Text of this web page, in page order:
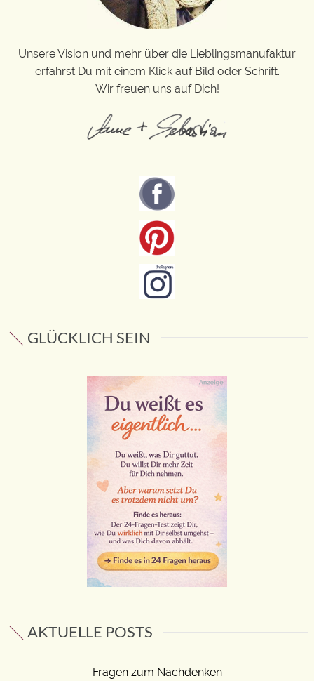
Unsere Vision und mehr über die Lieblingsmanufaktur
erfährst Du mit einem Klick auf Bild oder Schrift.
Wir freuen uns auf Dich!
GLÜCKLICH SEIN
AKTUELLE POSTS
Fragen zum Nachdenken